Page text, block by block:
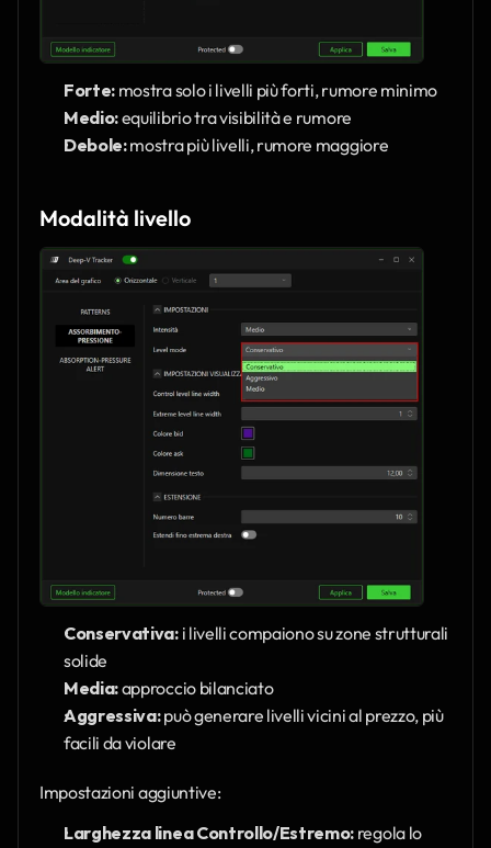
Forte: mostra solo i livelli più forti, rumore minimo
Medio: equilibrio tra visibilità e rumore
Debole: mostra più livelli, rumore maggiore
Modalità livello
Conservativa: i livelli compaiono su zone strutturali
solide
Media: approccio bilanciato
Aggressiva: può generare livelli vicini al prezzo, più
facili da violare
Impostazioni aggiuntive:
Larghezza linea Controllo/Estremo: regola lo